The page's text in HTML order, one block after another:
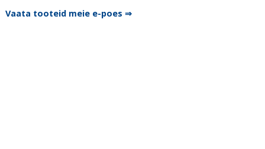
Vaata tooteid meie e-poes ⇒